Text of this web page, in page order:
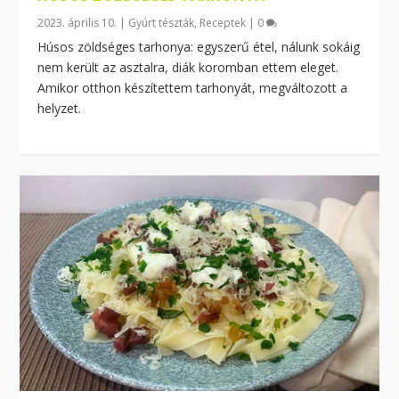
2023. április 10. | Gyúrt tészták, Receptek | 0
Húsos zöldséges tarhonya: egyszerű étel, nálunk sokáig
nem került az asztalra, diák koromban ettem eleget.
Amikor otthon készítettem tarhonyát, megváltozott a
helyzet.